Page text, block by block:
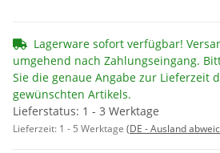
Lagerware sofort verfügbar!
umgehend nach Zahlungseingang.
Sie die genaue Angabe zur Lieferzeit
gewünschten Artikels.
Lieferstatus: 1 - 3 Werktage
Lieferzeit: 1 - 5 Werktage (DE - Ausland